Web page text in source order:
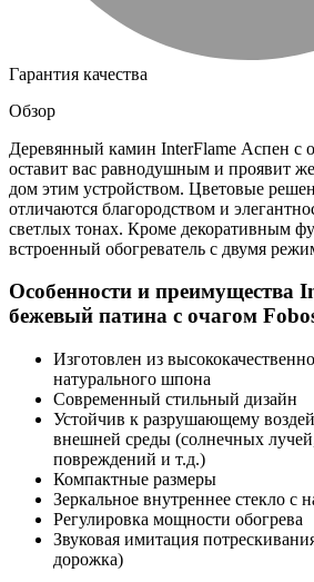
Гарантия качества
Обзор
Деревянный камин InterFlame Аспен с
оставит вас равнодушным и проявит
дом этим устройством. Цветовые
отличаются благородством и
светлых тонах. Кроме декоративным
встроенный обогреватель с двумя
Особенности и преимущества
бежевый патина с очагом
Изготовлен из
натурального шпона
Современный стильный дизайн
Устойчив к разрушающему
внешней среды (солнечных
повреждений и т.д.)
Компактные размеры
Зеркальное внутреннее стекло с
Регулировка мощности обогрева
Звуковая имитация
дорожка)